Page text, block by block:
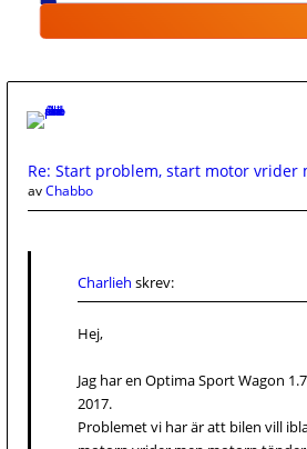
Re: Start problem, start motor
avChabbo
Charlieh skrev:
Hej,
Jag har en Optima Sport Wagon
2017.
Problemet vi har är att bilen vill